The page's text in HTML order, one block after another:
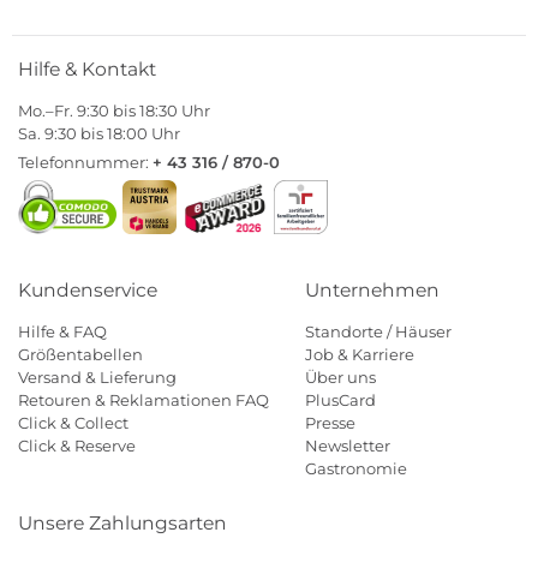
Hilfe & Kontakt
Mo.–Fr. 9:30 bis 18:30 Uhr
Sa. 9:30 bis 18:00 Uhr
Telefonnummer: + 43 316 / 870-0
Kundenservice
Hilfe & FAQ
Größentabellen
Versand & Lieferung
Retouren & Reklamationen FAQ
Click & Collect
Click & Reserve
Unternehmen
Standorte / Häuser
Job & Karriere
Über uns
PlusCard
Presse
Newsletter
Gastronomie
Unsere Zahlungsarten